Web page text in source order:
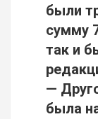
были
сумму
так и
—
была